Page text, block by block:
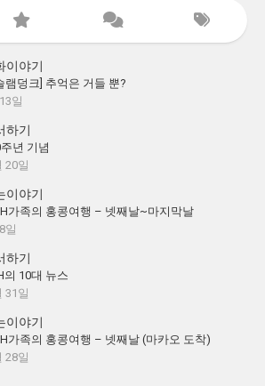
이야기
램덩크] 추억은 거들 뿐?
일
하기
년 기념
20일
이야기
가족의 홍콩여행 – 넷째날~마지막날
일
하기
의 10대 뉴스
31일
이야기
가족의 홍콩여행 – 넷째날 (마카오 도착)
28일